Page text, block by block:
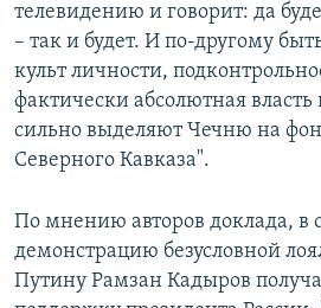
телевидению и говорит: да
– так и будет. И по-другому
культ личности,
фактически абсолютная власть
сильно выделяют Чечню на
Северного Кавказа".
По мнению авторов доклада, в
демонстрацию безусловной
Путину Рамзан Кадыров